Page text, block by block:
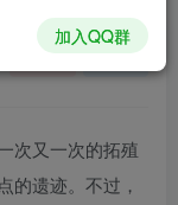
次又一次的拓殖
的遗迹。不过，
加入QQ群